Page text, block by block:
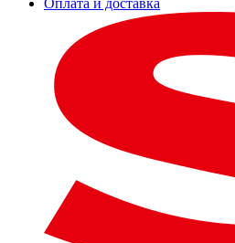
Оплата и доставка